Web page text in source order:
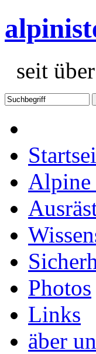
seit
Alpine
Photos
Links
äber